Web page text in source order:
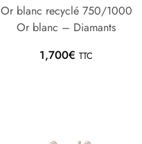
Or blanc recyclé 750/1000
Or blanc – Diamants
1,700€ TTC